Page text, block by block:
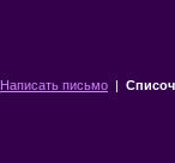
Написать письмо |